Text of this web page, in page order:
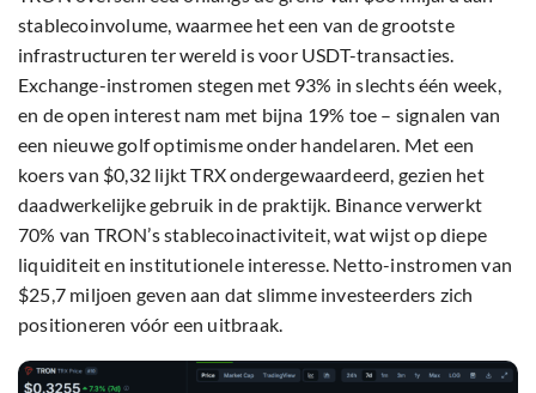
stablecoinvolume, waarmee het een van de grootste
infrastructuren ter wereld is voor USDT-transacties.
Exchange-instromen stegen met 93% in slechts één week,
en de open interest nam met bijna 19% toe – signalen van
een nieuwe golf optimisme onder handelaren. Met een
koers van $0,32 lijkt TRX ondergewaardeerd, gezien het
daadwerkelijke gebruik in de praktijk. Binance verwerkt
70% van TRON’s stablecoinactiviteit, wat wijst op diepe
liquiditeit en institutionele interesse. Netto-instromen van
$25,7 miljoen geven aan dat slimme investeerders zich
positioneren vóór een uitbraak.